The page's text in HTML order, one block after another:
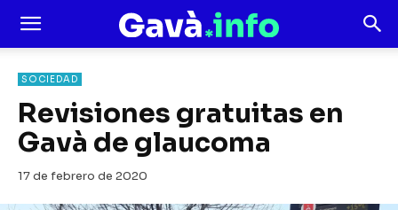
SOCIEDAD
Revisiones gratuitas en
Gavà de glaucoma
17 de febrero de 2020